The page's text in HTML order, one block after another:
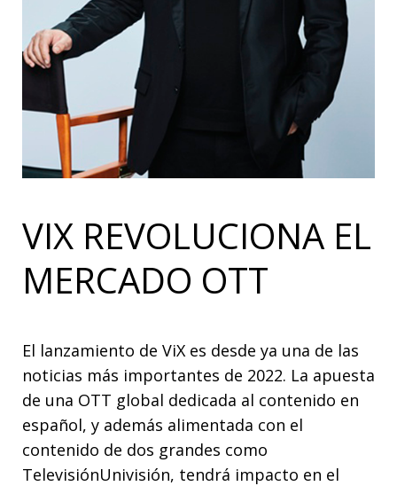
VIX REVOLUCIONA EL
MERCADO OTT
El lanzamiento de ViX es desde ya una de las
noticias más importantes de 2022. La apuesta
de una OTT global dedicada al contenido en
español, y además alimentada con el
contenido de dos grandes como
TelevisiónUnivisión, tendrá impacto en el